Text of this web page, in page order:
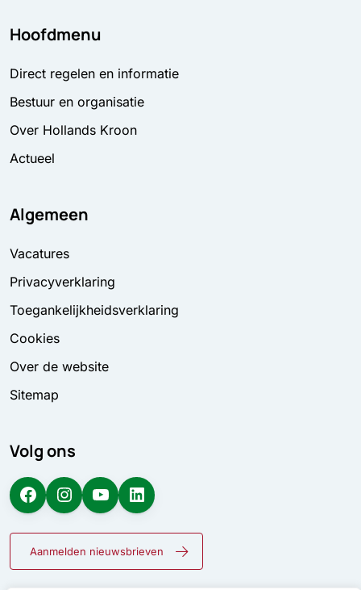
Hoofdmenu
Direct regelen en informatie
Bestuur en organisatie
Over Hollands Kroon
Actueel
Algemeen
Vacatures
Privacyverklaring
Toegankelijkheidsverklaring
Cookies
Over de website
Sitemap
Volg ons
Facebook Instagram YouTube LinkedIn
Aanmelden nieuwsbrieven